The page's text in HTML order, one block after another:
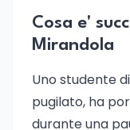
Cosa e'
Mirandola
Uno studente
pugilato, ha
durante una